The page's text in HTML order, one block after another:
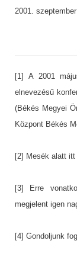
2001. szeptember
[1] A 2001
elnevezésű
(Békés Megyei
Központ Békés
[2] Mesék alatt itt
[3] Erre
megjelent igen
[4] Gondoljunk